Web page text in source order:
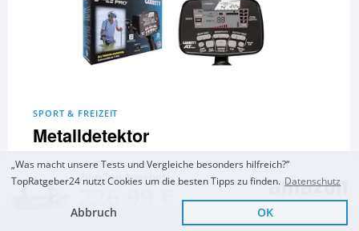
Zum Top Angebot
KOSTENLOSE LIEFERUNG
SPORT & FREIZEIT
Metalldetektor
GARRETT AT PRO
Garrett Metal
Detectors
AT Max All Terrain
Garette EuroACE
Fisher F75
mehr...
„Was macht unsere Tests und Vergleiche besonders hilfreich?“
TopRatgeber24 nutzt Cookies um die besten Tipps zu finden. Datenschutz
Abbruch OK